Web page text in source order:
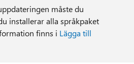
måste du
installerar alla språkpaket
finns i Lägga till